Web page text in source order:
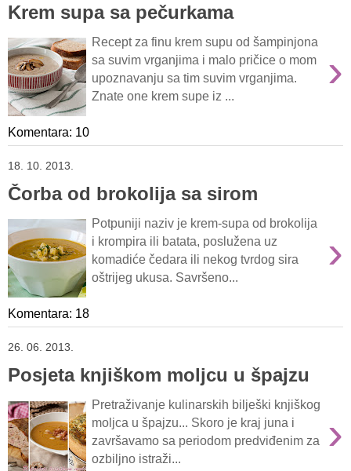
Krem supa sa pečurkama
›
Recept za finu krem supu od šampinjona
sa suvim vrganjima i malo pričice o mom
upoznavanju sa tim suvim vrganjima.
Znate one krem supe iz ...
Komentara: 10
18. 10. 2013.
Čorba od brokolija sa sirom
›
Potpuniji naziv je krem-supa od brokolija
i krompira ili batata, poslužena uz
komadiće čedara ili nekog tvrdog sira
oštrijeg ukusa. Savršeno...
Komentara: 18
26. 06. 2013.
Posjeta knjiškom moljcu u špajzu
›
Pretraživanje kulinarskih bilješki knjiškog
moljca u špajzu... Skoro je kraj juna i
završavamo sa periodom predviđenim za
ozbiljno istraži...